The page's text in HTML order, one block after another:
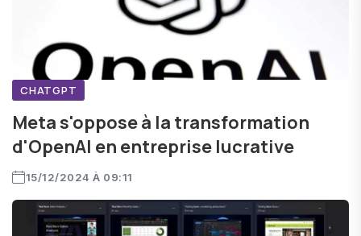
CHATGPT
Meta s'oppose à la transformation
d'OpenAI en entreprise lucrative
15/12/2024 À 09:11